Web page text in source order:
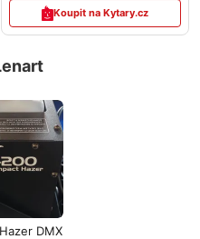
Koupit na Kytary.cz
DMX